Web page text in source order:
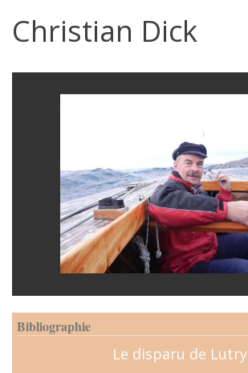
Christian Dick
Bibliographie
Le disparu de Lutry